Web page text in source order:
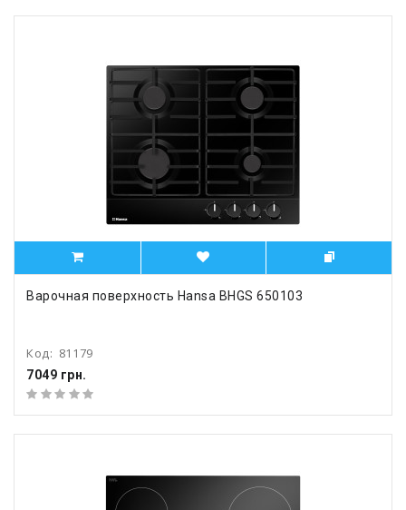
Варочная поверхность Hansa BHGS 650103
Код: 81179
7049 грн.